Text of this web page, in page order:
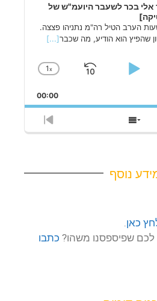
בכר לשעבר היועמ"ש של
במארס 2025 בשעות הערב הטיל רה"מ נתניהו פצצה.
שהפיץ הוא הודיע, מה שכבר[...]
Change
Rate
1x
Skip
Backward
Play
00:00
Previous
Episode
Show
Episodes
נוסף
כאן
שפיספסנו משהו? כתבו